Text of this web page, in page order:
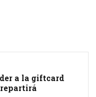
a la giftcard
repartirá